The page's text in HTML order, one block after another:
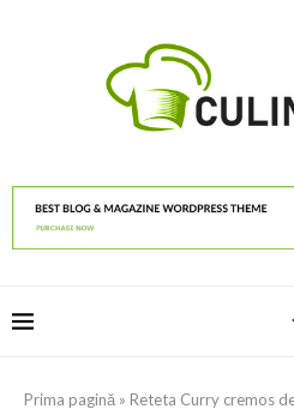
Prima pagină » Reteta Curry cremos